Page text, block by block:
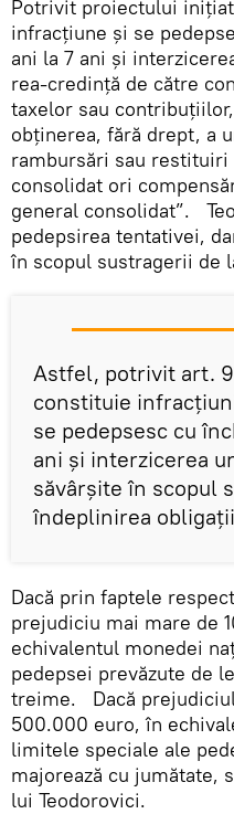
Potrivit proiectului
infracţiune şi se
ani la 7 ani şi
rea-credinţă de către
taxelor sau
obţinerea, fără drept, a
rambursări sau
consolidat ori
general consolidat”.
pedepsirea tentativei,
în scopul sustragerii de
Astfel, potrivit art.
constituie
se pedepsesc cu
ani şi interzicerea
săvârşite în scopul
îndeplinirea
Dacă prin faptele
prejudiciu mai mare de
echivalentul monedei
pedepsei prevăzute de
treime. Dacă
500.000 euro, în
limitele speciale ale
majorează cu jumătate,
lui Teodorovici.